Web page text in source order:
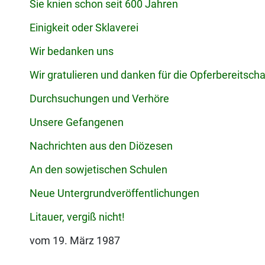
Sie knien schon seit 600 Jahren
Einigkeit oder Sklaverei
Wir bedanken uns
Wir gratulieren und danken für die
Durchsuchungen und Verhöre
Unsere Gefangenen
Nachrichten aus den Diözesen
An den sowjetischen Schulen
Neue Untergrundveröffentlichungen
Litauer, vergiß nicht!
vom 19. März 1987